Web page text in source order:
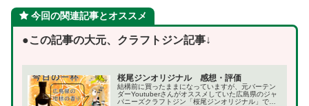
今回の関連記事とオススメ
●この記事の大元、クラフトジン記事↓
桜尾ジンオリジナル 感想・評価
結構前に買ったままになっていますが、元バーテン
ダーYoutuberさんがオススメしていた広島県のジャ
パニーズクラフトジン「桜尾ジンオリジナル」で